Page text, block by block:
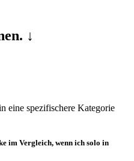
↓
eine spezifischere Kategorie
im Vergleich, wenn ich solo in